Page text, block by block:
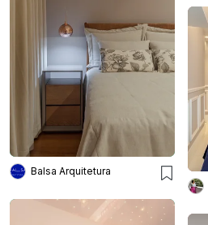
Balsa Arquitetura